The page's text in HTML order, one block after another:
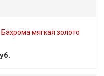
мягкая золото